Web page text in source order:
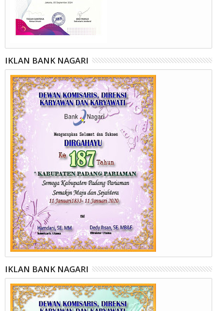
IKLAN BANK NAGARI
IKLAN BANK NAGARI